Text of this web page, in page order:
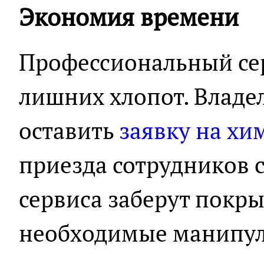
Экономия времени
Профессиональный
лишних хлопот.
оставить заявку на
приезда
сервиса заберут
необходимые